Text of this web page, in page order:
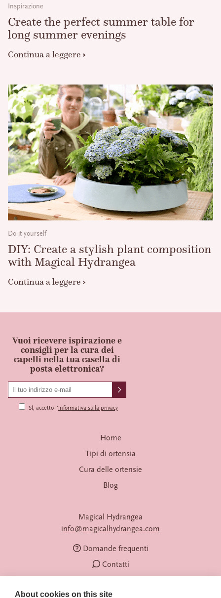
Inspirazione
Create the perfect summer table for
long summer evenings
Continua a leggere
Do it yourself
DIY: Create a stylish plant composition
with Magical Hydrangea
Continua a leggere
Vuoi ricevere ispirazione e
consigli per la cura dei
capelli nella tua casella di
posta elettronica?
Sì, accetto l'informativa sulla privacy
Home
Tipi di ortensia
Cura delle ortensie
Blog
Magical Hydrangea
info@magicalhydrangea.com
Domande frequenti
Contatti
About cookies on this site